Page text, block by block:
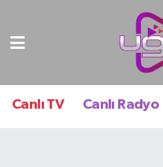
Canlı TV Canlı Radyo
Nöbetçi Eczaneler
Hava Durumu